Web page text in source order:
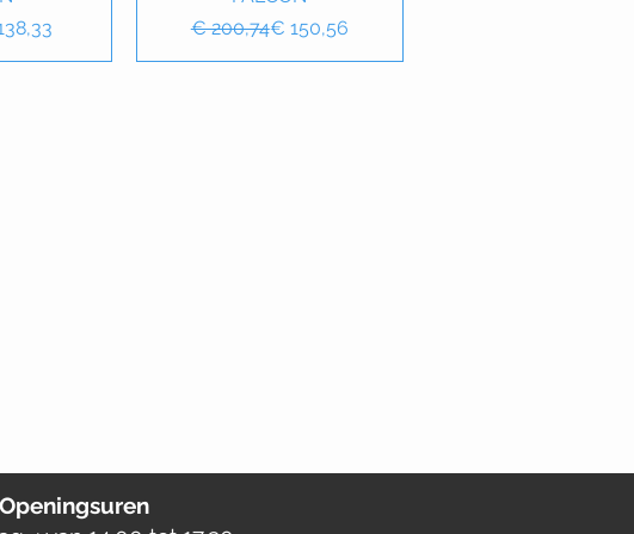
prijs
Normale prijs
€ 200,74Verkoopprijs
€ 150,56
Openingsuren